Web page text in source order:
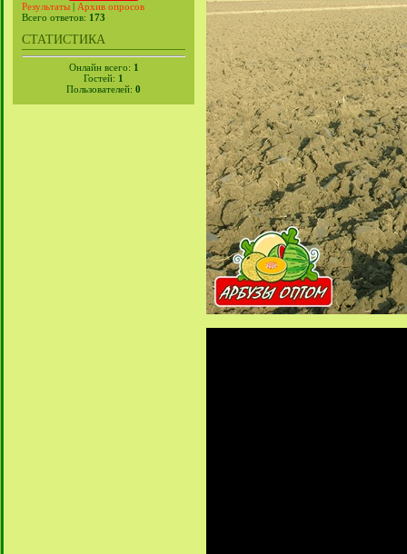
Результаты | Архив опросов
Всего ответов: 173
СТАТИСТИКА
Онлайн всего: 1
Гостей: 1
Пользователей: 0